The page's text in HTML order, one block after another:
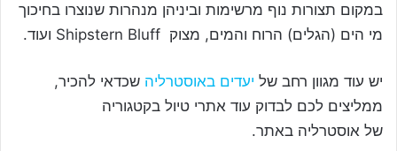
במקום תצורות נוף מרשימות וביניהן מנהרות שנוצרו בחיכוך
מי הים (הגלים) הרוח והמים, מצוק Shipstern Bluff ועוד.
יש עוד מגוון רחב של יעדים באוסטרליה שכדאי להכיר,
ממליצים לכם לבדוק עוד אתרי טיול בקטגוריה
של אוסטרליה באתר.